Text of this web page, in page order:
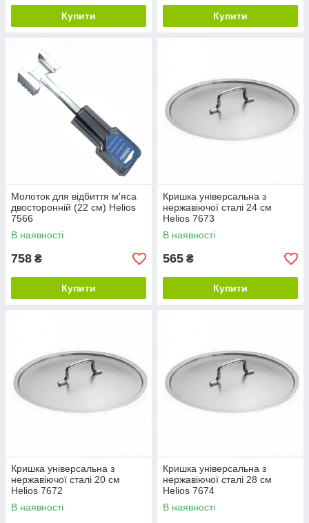
Купити Купити
Молоток для відбиття м'яса
двосторонній (22 см) Helios
7566
В наявності
758 ₴
Купити
Кришка універсальна з
нержавіючої сталі 24 см
Helios 7673
В наявності
565 ₴
Купити
Кришка універсальна з
нержавіючої сталі 20 см
Helios 7672
В наявності
Кришка універсальна з
нержавіючої сталі 28 см
Helios 7674
В наявності